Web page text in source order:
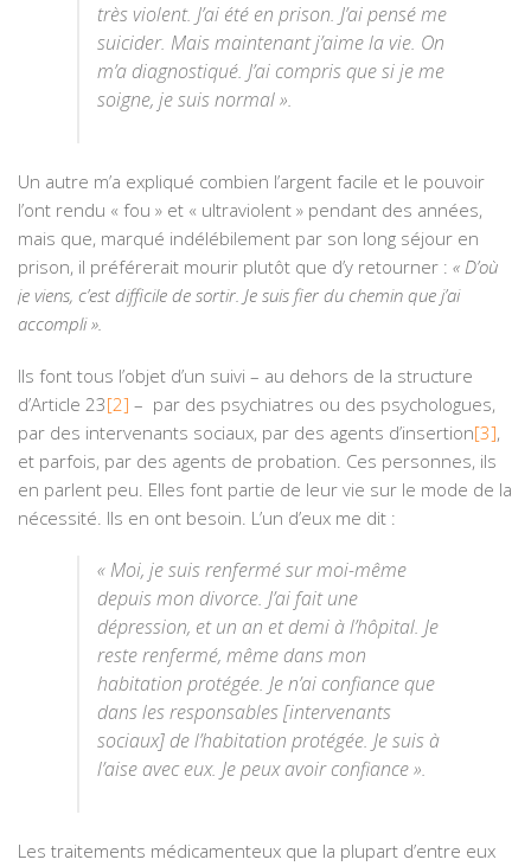
très violent. J’ai été en prison. J’ai pensé me
suicider. Mais maintenant j’aime la vie. On
m’a diagnostiqué. J’ai compris que si je me
soigne, je suis normal ».
Un autre m’a expliqué combien l’argent facile et le pouvoir
l’ont rendu « fou » et « ultraviolent » pendant des années,
mais que, marqué indélébilement par son long séjour en
prison, il préférerait mourir plutôt que d’y retourner : « D’où
je viens, c’est difficile de sortir. Je suis fier du chemin que j’ai
accompli ».
Ils font tous l’objet d’un suivi – au dehors de la structure
d’Article 23[2] – par des psychiatres ou des psychologues,
par des intervenants sociaux, par des agents d’insertion[3],
et parfois, par des agents de probation. Ces personnes, ils
en parlent peu. Elles font partie de leur vie sur le mode de la
nécessité. Ils en ont besoin. L’un d’eux me dit :
« Moi, je suis renfermé sur moi-même
depuis mon divorce. J’ai fait une
dépression, et un an et demi à l’hôpital. Je
reste renfermé, même dans mon
habitation protégée. Je n’ai confiance que
dans les responsables [intervenants
sociaux] de l’habitation protégée. Je suis à
l’aise avec eux. Je peux avoir confiance ».
Les traitements médicamenteux que la plupart d’entre eux